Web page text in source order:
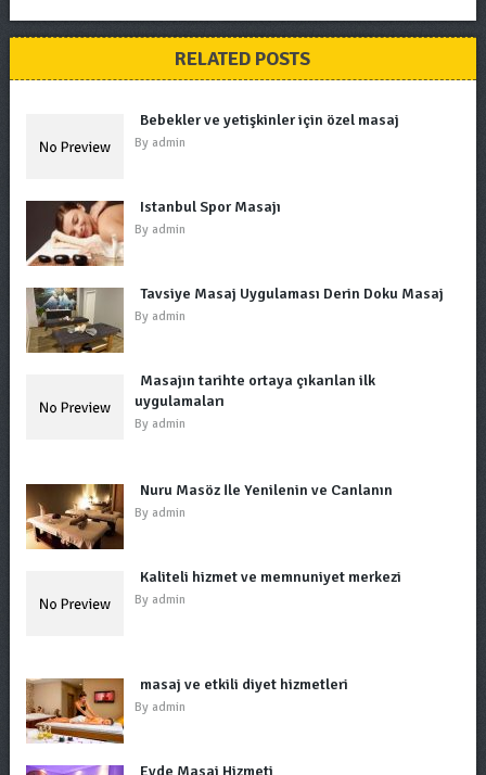
RELATED POSTS
Bebekler ve yetişkinler için özel masaj
By admin
Istanbul Spor Masajı
By admin
Tavsiye Masaj Uygulaması Derin Doku Masaj
By admin
Masajın tarihte ortaya çıkarılan ilk
uygulamaları
By admin
Nuru Masöz İle Yenilenin ve Canlanın
By admin
Kaliteli hizmet ve memnuniyet merkezi
By admin
masaj ve etkili diyet hizmetleri
By admin
Evde Masaj Hizmeti